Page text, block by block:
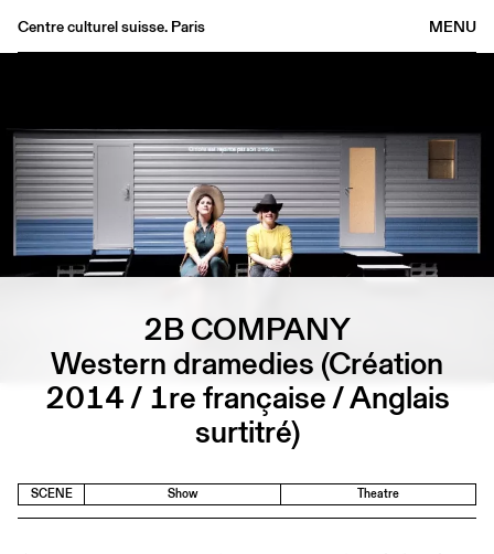
MENU
Centre culturel suisse. Paris
Buvette
Archives
Medias
Publications
About
2B COMPANY
Western dramedies (Création
2014 / 1re française / Anglais
surtitré)
SCENE Show Theatre